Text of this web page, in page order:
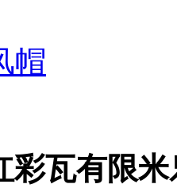
帽
彩瓦有限